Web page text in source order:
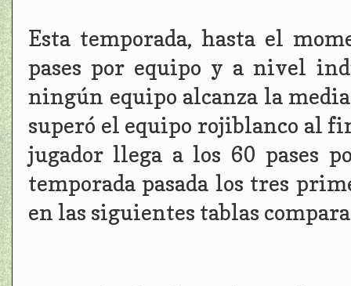
Esta temporada, hasta el
pases por equipo y a nivel
ningún equipo alcanza la
superó el equipo rojiblanco al
jugador llega a los 60 pases
temporada pasada los tres
en las siguientes tablas